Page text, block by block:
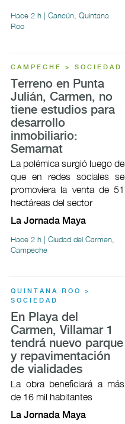
Hace 2 h | Cancún, Quintana
Roo
CAMPECHE > SOCIEDAD
Terreno en Punta
Julián, Carmen, no
tiene estudios para
desarrollo
inmobiliario:
Semarnat
La polémica surgió luego de
que en redes sociales se
promoviera la venta de 51
hectáreas del sector
La Jornada Maya
Hace 2 h | Ciudad del Carmen,
Campeche
QUINTANA ROO >
SOCIEDAD
En Playa del
Carmen, Villamar 1
tendrá nuevo parque
y repavimentación
de vialidades
La obra beneficiará a más
de 16 mil habitantes
La Jornada Maya